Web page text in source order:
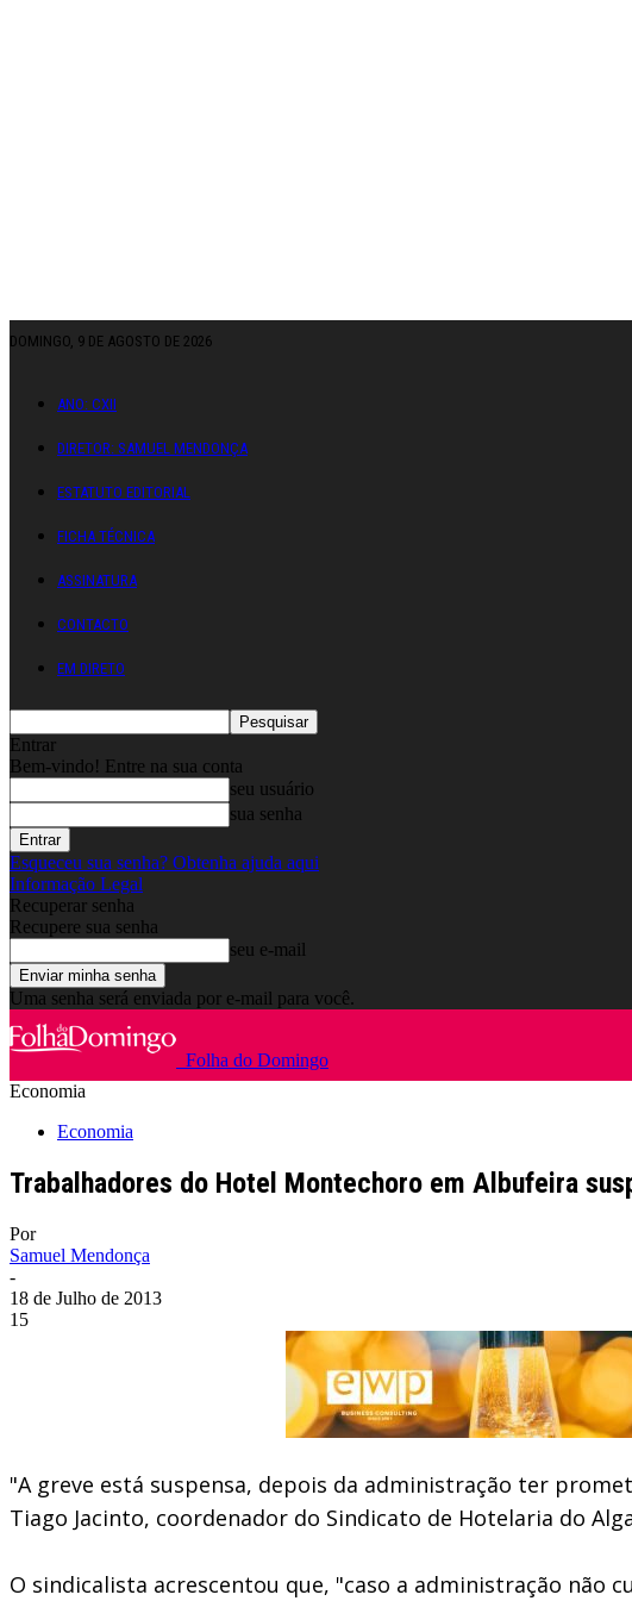
DOMINGO, 9 DE AGOSTO DE 2026
ANO: CXII
DIRETOR: SAMUEL MENDONÇA
ESTATUTO EDITORIAL
FICHA TÉCNICA
ASSINATURA
CONTACTO
EM DIRETO
Entrar
Bem-vindo! Entre na sua conta
seu usuário
sua senha
Esqueceu sua senha? Obtenha ajuda aqui
Informação Legal
Recuperar senha
Recupere sua senha
seu e-mail
Uma senha será enviada por e-mail para você.
Folha do Domingo
Economia
Economia
Trabalhadores do Hotel Montechoro em Albufeira
Por
Samuel Mendonça
-
18 de Julho de 2013
15
"A greve está suspensa, depois da administração ter
Tiago Jacinto, coordenador do Sindicato de Hotelaria do
O sindicalista acrescentou que, "caso a administração não